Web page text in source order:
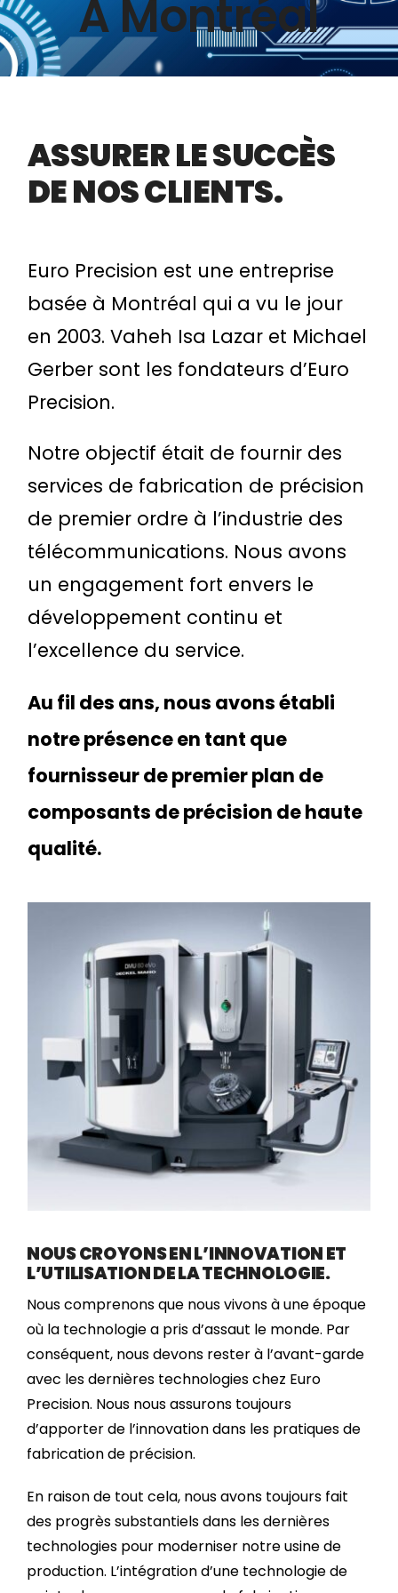
À Montréal
ASSURERLE SUCCÈS
DE NOS CLIENTS.
Euro Precision est une entreprise
basée à Montréal qui a vu le jour
en 2003.Vaheh Isa Lazar et Michael
Gerber sont les fondateurs d’Euro
Precision.
Notre objectif était de fournir des
services de fabrication de précision
de premier ordre à l’industrie des
télécommunications. Nous avons
un engagement fort envers le
développement continu et
l’excellence du service.
Au fil des ans, nous avons établi
notre présence en tant que
fournisseur de premier plan de
composants de précision de haute
qualité.
NOUS CROYONS EN L’INNOVATION ET
L’UTILISATION DE LA TECHNOLOGIE.
Nous comprenons que nous vivons à une époque
où la technologie a pris d’assaut le monde. Par
conséquent, nous devons rester à l’avant-garde
avec les dernières technologies chez Euro
Precision. Nous nous assurons toujours
d’apporter de l’innovation dans les pratiques de
fabrication de précision.
En raison de tout cela, nous avons toujours fait
des progrès substantiels dans les dernières
technologies pour moderniser notre usine de
production. L’intégration d’une technologie de